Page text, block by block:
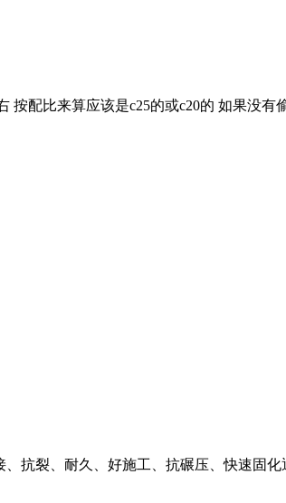
配比来算应该是c25的或c20的 如果没有
抗裂、耐久、好施工、抗碾压、快速固